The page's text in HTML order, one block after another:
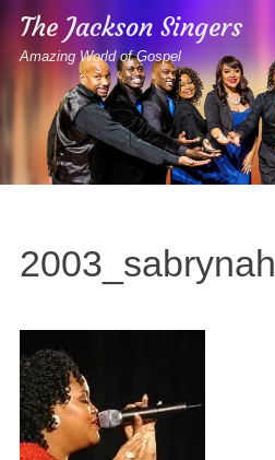
The Jackson Singers
Amazing World of Gospel
2003_sabrynah